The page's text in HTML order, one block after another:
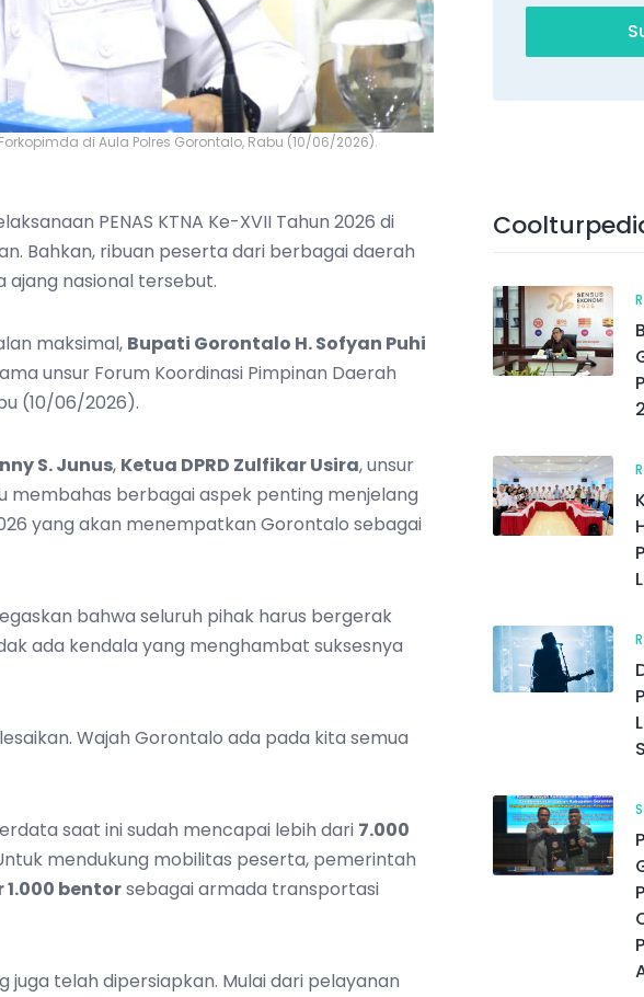
di Aula Polres Gorontalo, Rabu (10/06/2026).
PENAS KTNA Ke-XVII Tahun 2026 di
Bahkan, ribuan peserta dari berbagai daerah
nasional tersebut.
maksimal, Bupati Gorontalo H. Sofyan Puhi
unsur Forum Koordinasi Pimpinan Daerah
(10/06/2026).
S. Junus, Ketua DPRD Zulfikar Usira, unsur
membahas berbagai aspek penting menjelang
yang akan menempatkan Gorontalo sebagai
bahwa seluruh pihak harus bergerak
ada kendala yang menghambat suksesnya
Wajah Gorontalo ada pada kita semua
saat ini sudah mencapai lebih dari 7.000
mendukung mobilitas peserta, pemerintah
bentorsebagai armada transportasi
juga telah dipersiapkan. Mulai dari pelayanan